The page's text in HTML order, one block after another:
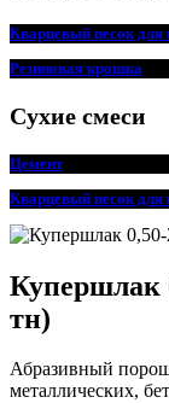
Кварцевый песок для
Резиновая крошка
Сухие смеси
Цемент
Кварцевый песок
Купершлак
тн)
Абразивный
металлических,